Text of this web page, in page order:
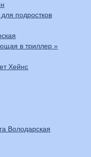
подростков
в триллер »
Хейнс
темной души» Ольга Володарская